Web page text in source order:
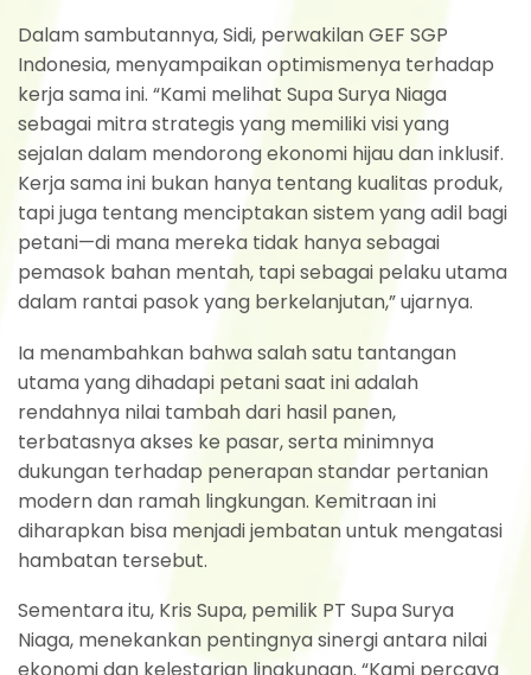
Dalam sambutannya, Sidi, perwakilan GEF SGP
Indonesia, menyampaikan optimismenya terhadap
kerja sama ini. “Kami melihat Supa Surya Niaga
sebagai mitra strategis yang memiliki visi yang
sejalan dalam mendorong ekonomi hijau dan inklusif.
Kerja sama ini bukan hanya tentang kualitas produk,
tapi juga tentang menciptakan sistem yang adil bagi
petani—di mana mereka tidak hanya sebagai
pemasok bahan mentah, tapi sebagai pelaku utama
dalam rantai pasok yang berkelanjutan,” ujarnya.
Ia menambahkan bahwa salah satu tantangan
utama yang dihadapi petani saat ini adalah
rendahnya nilai tambah dari hasil panen,
terbatasnya akses ke pasar, serta minimnya
dukungan terhadap penerapan standar pertanian
modern dan ramah lingkungan. Kemitraan ini
diharapkan bisa menjadi jembatan untuk mengatasi
hambatan tersebut.
Sementara itu, Kris Supa, pemilik PT Supa Surya
Niaga, menekankan pentingnya sinergi antara nilai